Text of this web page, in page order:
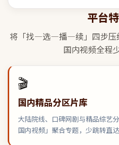
平台
将「找—选—播—续」四步压
国内视频全程
🎬
国内精品分区片库
大陆院线、口碑网剧与精品综艺
国内视频」聚合专题，少跳转直达